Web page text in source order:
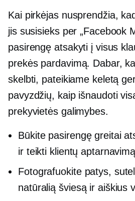
Kai pirkėjas nusprendžia,
jis susisieks per „Facebook
pasirengę atsakyti į visus
prekės pardavimą. Dabar,
skelbti, pateikiame keletą
pavyzdžių, kaip išnaudoti
prekyvietės galimybes.
Būkite pasirengę greitai
ir teikti klientų
Fotografuokite patys,
natūralią šviesą ir aiškius